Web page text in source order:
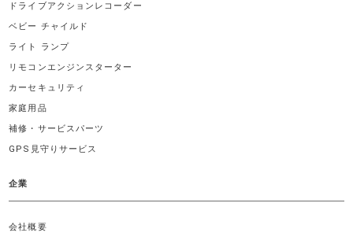
ドライブアクションレコーダー
ベビー チャイルド
ライト ランプ
リモコンエンジンスターター
カーセキュリティ
家庭用品
補修・サービスパーツ
GPS見守りサービス
企業
会社概要